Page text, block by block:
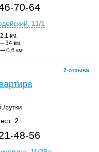
70-64
11/1
км.
34 км.
0,6 км.
2 отзыва
сутки
2
48-56